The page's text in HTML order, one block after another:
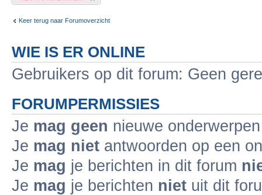
Keer terug naar Forumoverzicht
WIE IS ER ONLINE
Gebruikers op dit forum: Geen
FORUMPERMISSIES
Je mag geen nieuwe
Je mag niet antwoorden op een
Je mag je berichten in dit forum
Je mag je berichten niet uit dit